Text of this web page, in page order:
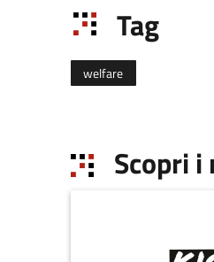
Tag
welfare
Scopri